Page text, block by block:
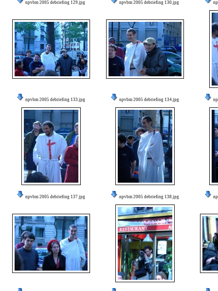
npvbm 2005 debriefing 129.jpg npvbm 2005 debriefing 130.jpg
npvbm 2005 debriefing 133.jpg npvbm 2005 debriefing 134.jpg
npvbm 2005 debriefing 137.jpg npvbm 2005 debriefing 138.jpg